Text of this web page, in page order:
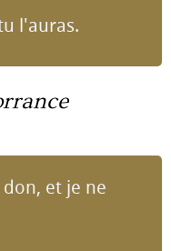
l'auras.
don, et je ne